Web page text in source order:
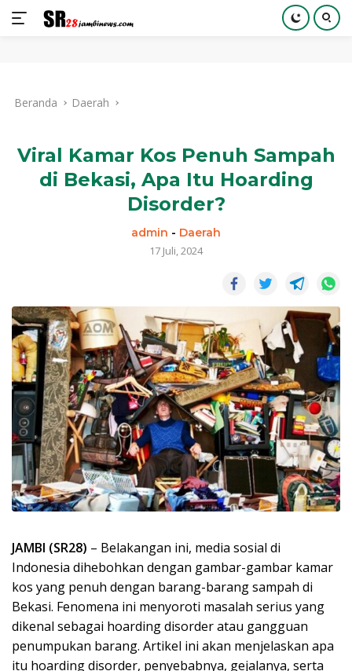
kontenBeranda Daerah
Viral Kamar Kos Penuh Sampah
di Bekasi, Apa Itu Hoarding
Disorder?
admin - Daerah
17 Juli, 2024
JAMBI (SR28) – Belakangan ini, media sosial di
Indonesia dihebohkan dengan gambar-gambar kamar
kos yang penuh dengan barang-barang sampah di
Bekasi. Fenomena ini menyoroti masalah serius yang
dikenal sebagai hoarding disorder atau gangguan
penumpukan barang. Artikel ini akan menjelaskan apa
itu hoarding disorder, penyebabnya, gejalanya, serta